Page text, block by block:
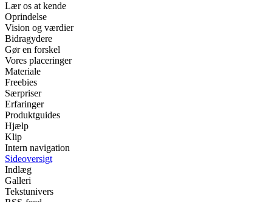
Lær os at kende
Oprindelse
Vision og værdier
Bidragydere
Gør en forskel
Vores placeringer
Materiale
Freebies
Særpriser
Erfaringer
Produktguides
Hjælp
Klip
Intern navigation
Sideoversigt
Indlæg
Galleri
Tekstunivers